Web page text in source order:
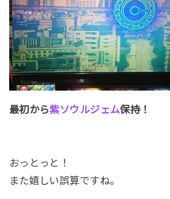
最初から紫ソウルジェム保持！
おっとっと！
また嬉しい誤算ですね。